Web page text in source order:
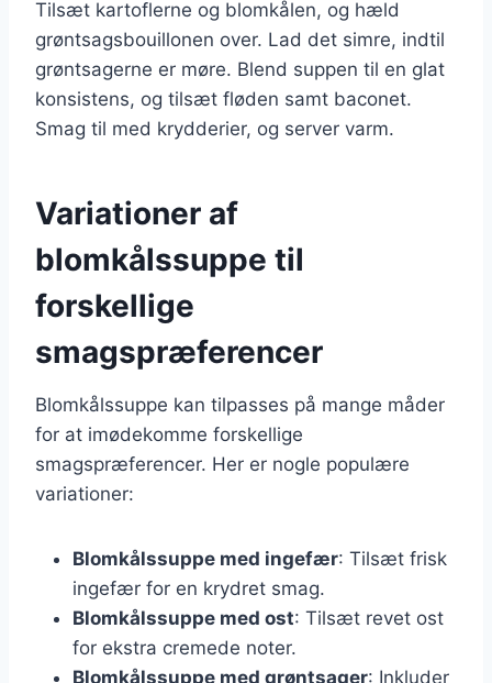
Tilsæt kartoflerne og blomkålen, og hæld
grøntsagsbouillonen over. Lad det simre, indtil
grøntsagerne er møre. Blend suppen til en glat
konsistens, og tilsæt fløden samt baconet.
Smag til med krydderier, og server varm.
Variationer af
blomkålssuppe til
forskellige
smagspræferencer
Blomkålssuppe kan tilpasses på mange måder
for at imødekomme forskellige
smagspræferencer. Her er nogle populære
variationer:
Blomkålssuppe med ingefær: Tilsæt frisk
ingefær for en krydret smag.
Blomkålssuppe med ost: Tilsæt revet ost
for ekstra cremede noter.
Blomkålssuppe med grøntsager: Inkluder